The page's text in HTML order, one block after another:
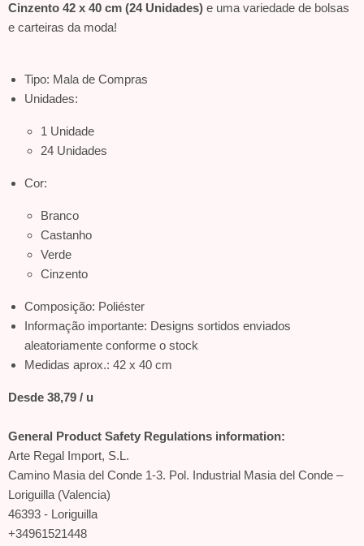
Cinzento 42 x 40 cm (24 Unidades) e uma variedade de bolsas
e carteiras da moda!
Tipo: Mala de Compras
Unidades:
1 Unidade
24 Unidades
Cor:
Branco
Castanho
Verde
Cinzento
Composição: Poliéster
Informação importante: Designs sortidos enviados
aleatoriamente conforme o stock
Medidas aprox.: 42 x 40 cm
Desde 38,79 / u
General Product Safety Regulations information:
Arte Regal Import, S.L.
Camino Masia del Conde 1-3. Pol. Industrial Masia del Conde –
Loriguilla (Valencia)
46393 - Loriguilla
+34961521448